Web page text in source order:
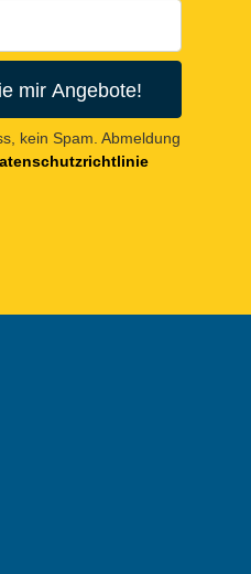
mir Angebote!
kein Spam. Abmeldung